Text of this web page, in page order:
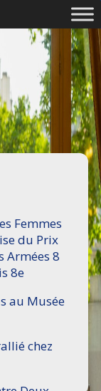
Femmes
du Prix
Armées 8
8e
au Musée
chez